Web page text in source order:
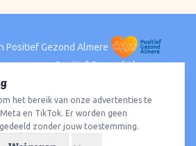
Positief Gezond Almere
Positief Gezond Almere
PER WIJK
Almere StadAlmere BuitenAlmere Poort
Wat te doen
het bereik van onze advertenties te
en TikTok. Er worden geen
zonder jouw toestemming.